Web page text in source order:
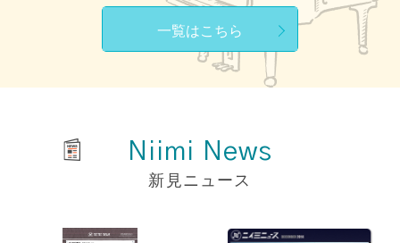
一覧はこちら
Niimi News
新見ニュース